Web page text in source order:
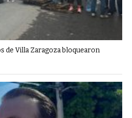
de Villa Zaragoza bloquearon